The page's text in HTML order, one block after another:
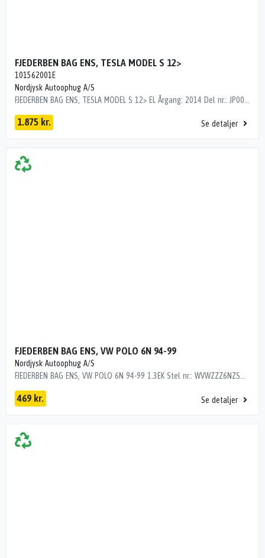
FJEDERBEN BAG ENS, TESLA MODEL S 12>
101562001E
Nordjysk Autoophug A/S
1.875 kr. Se detaljer
FJEDERBEN BAG ENS, VW POLO 6N 94-99
Nordjysk Autoophug A/S
FJEDERBEN BAG ENS, VW POLO 6N 94-99 1.3EK Stel nr.: WVWZZZ6NZSW039578 Årgang: 1995 Del nr.: MH11813 Dito nr.: 95703630 Stamkort nr.: J0909 6N0513031E 6N0511115C 175000 km
469 kr. Se detaljer